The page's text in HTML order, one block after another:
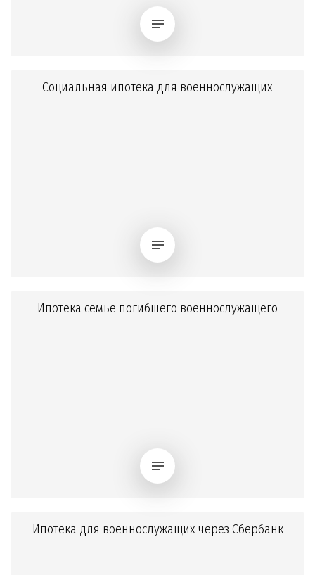
Социальная ипотека для военнослужащих
Ипотека семье погибшего военнослужащего
Ипотека для военнослужащих через Сбербанк